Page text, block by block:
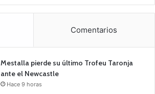
Comentarios
Mestalla pierde su último Trofeu Taronja
ante el Newcastle
Hace 9 horas